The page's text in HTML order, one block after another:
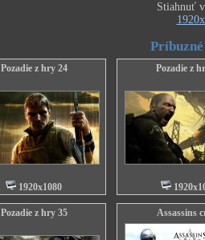
Stiahnuť
Pozadie z hry 24
1920x1080
Pozadie z
Pozadie z hry 35 Assassins